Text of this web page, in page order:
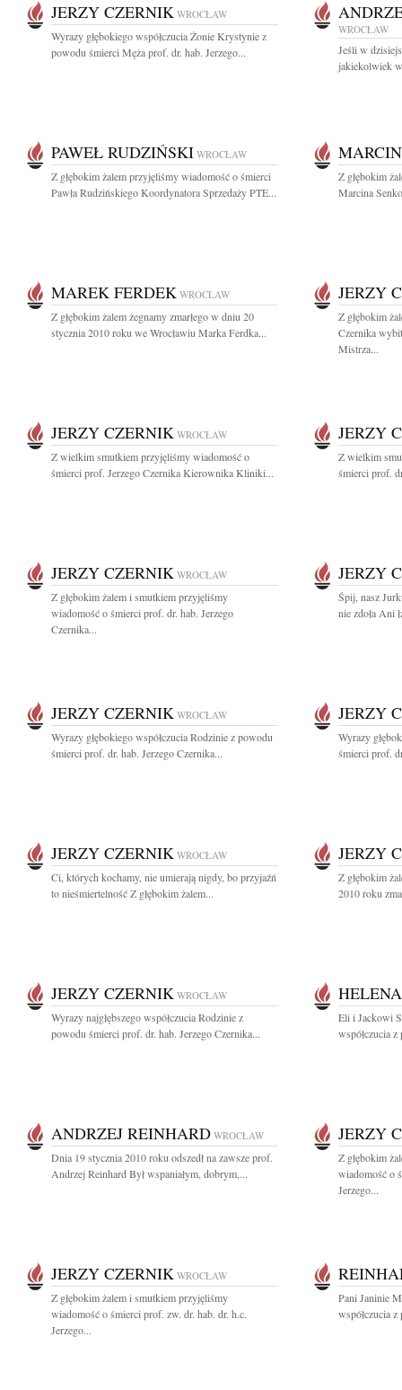
JERZY CZERNIK WROCŁAW
Wyrazy głębokiego współczucia Żonie Krystynie z
powodu śmierci Męża prof. dr. hab. Jerzego...
WROCŁAW
Jeśli w
jakiekolwiek
PAWEŁ RUDZIŃSKI WROCŁAW
Z głębokim żalem przyjęliśmy wiadomość o śmierci
Pawła Rudzińskiego Koordynatora Sprzedaży PTE...
Z głębokim
Marcina
MAREK FERDEK WROCŁAW
Z głębokim żalem żegnamy zmarłego w dniu 20
stycznia 2010 roku we Wrocławiu Marka Ferdka...
JERZY
Z głębokim
Czernika
Mistrza...
JERZY CZERNIK WROCŁAW
Z wielkim smutkiem przyjęliśmy wiadomość o
śmierci prof. Jerzego Czernika Kierownika Kliniki...
JERZY
Z wielkim
śmierci prof.
JERZY CZERNIK WROCŁAW
Z głębokim żalem i smutkiem przyjęliśmy
wiadomość o śmierci prof. dr. hab. Jerzego
Czernika...
JERZY
Śpij, nasz
nie zdoła Ani
JERZY CZERNIK WROCŁAW
Wyrazy głębokiego współczucia Rodzinie z powodu
śmierci prof. dr. hab. Jerzego Czernika...
JERZY
Wyrazy
śmierci prof.
JERZY CZERNIK WROCŁAW
Ci, których kochamy, nie umierają nigdy, bo przyjaźń
to nieśmiertelność Z głębokim żalem...
JERZY
Z głębokim
2010 roku
JERZY CZERNIK WROCŁAW
Wyrazy najgłębszego współczucia Rodzinie z
powodu śmierci prof. dr. hab. Jerzego Czernika...
Eli i Jackowi
współczucia
ANDRZEJ REINHARD WROCŁAW
Dnia 19 stycznia 2010 roku odszedł na zawsze prof.
Andrzej Reinhard Był wspaniałym, dobrym,...
JERZY
Z głębokim
wiadomość o
Jerzego...
JERZY CZERNIK WROCŁAW
Z głębokim żalem i smutkiem przyjęliśmy
wiadomość o śmierci prof. zw. dr. hab. dr. h.c.
Jerzego...
Pani Janinie
współczucia